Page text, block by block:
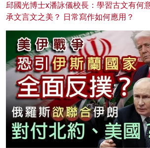
邱國光博士x潘詠儀校長：學習古文有何
承文言文之美？ 日常寫作如何應用？